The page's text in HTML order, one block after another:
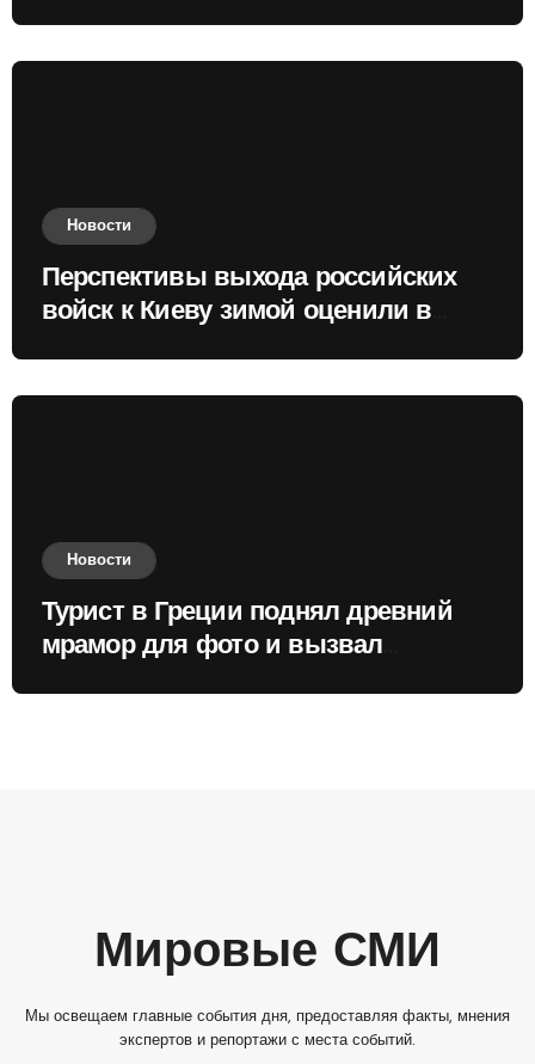
Новости
Перспективы выхода российских
войск к Киеву зимой оценили в
Новости
Турист в Греции поднял древний
мрамор для фото и вызвал
Мировые СМИ
Мы освещаем главные события дня, предоставляя факты, мнения
экспертов и репортажи с места событий.